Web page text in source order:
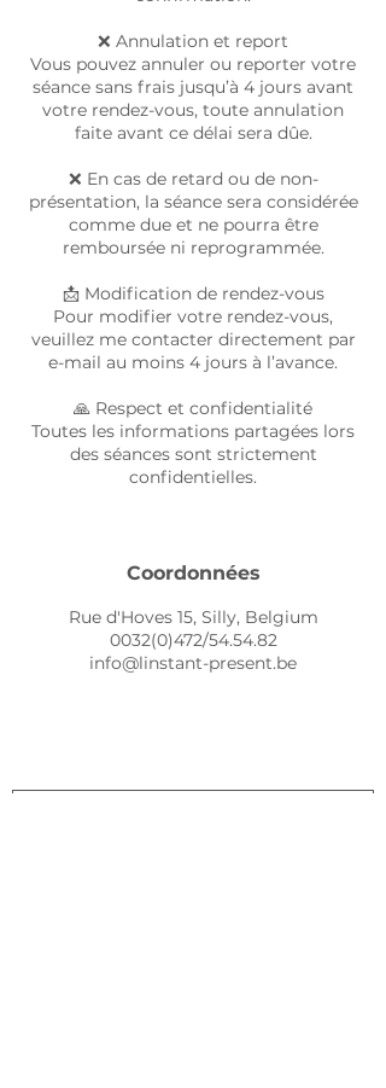
❌ Annulation et report
Vous pouvez annuler ou reporter votre
séance sans frais jusqu’à 4 jours avant
votre rendez-vous, toute annulation
faite avant ce délai sera dûe.
❌ En cas de retard ou de non-
présentation, la séance sera considérée
comme due et ne pourra être
remboursée ni reprogrammée.
📩 Modification de rendez-vous
Pour modifier votre rendez-vous,
veuillez me contacter directement par
e-mail au moins 4 jours à l’avance.
🙏 Respect et confidentialité
Toutes les informations partagées lors
des séances sont strictement
confidentielles.
Coordonnées
Rue d'Hoves 15, Silly, Belgium
0032(0)472/54.54.82
info@linstant-present.be